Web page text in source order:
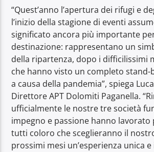
“Quest’anno l’apertura dei rifugi e
l’inizio della stagione di eventi
significato ancora più importante
destinazione: rappresentano un
della ripartenza, dopo i difficilissimi
che hanno visto un completo
a causa della pandemia”, spiega
Direttore APT Dolomiti Paganella.
ufficialmente le nostre tre società
impegno e passione hanno lavorato
tutti coloro che sceglieranno il
prossimi mesi un’esperienza unica e